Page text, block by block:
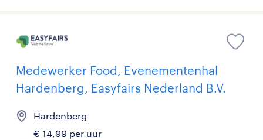
Medewerker Food, Evenementenhal
Hardenberg, Easyfairs Nederland B.V.
Hardenberg
€ 14,99 per uur